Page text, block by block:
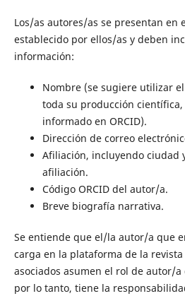
Los/as autores/as se presentan en
establecido por ellos/as y deben
información:
Nombre (se sugiere utilizar
toda su producción
informado en ORCID).
Dirección de correo
Afiliación, incluyendo ciudad
afiliación.
Código ORCID del autor/a.
Breve biografía narrativa.
Se entiende que el/la autor/a que
carga en la plataforma de la
asociados asumen el rol de autor/
por lo tanto, tiene la